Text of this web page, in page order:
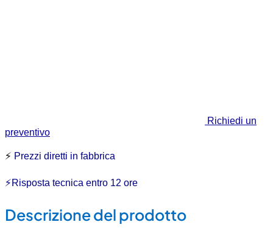
Richiedi un
preventivo
⚡ Prezzi diretti in fabbrica
⚡Risposta tecnica entro 12 ore
Descrizione del prodotto